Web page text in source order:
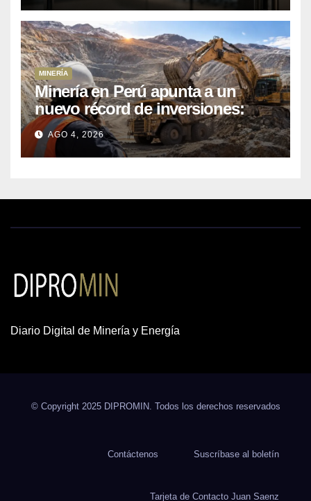
MINERÍA
Minería en Perú apunta a un
nuevo récord de inversiones:
crecen los petitorios y el FMI
insta a destrabar proyectos
AGO 4, 2026
Diario Digital de Minería y Energía
© Copyright 2025 DIPROMIN. Todos los derechos reservados
Contáctenos Suscríbase al boletín
Tarjeta de Contacto Juan Saenz